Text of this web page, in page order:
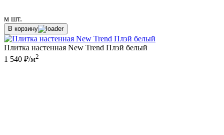
м шт.
В корзину
Плитка настенная New Trend Плэй белый
1 540 ₽/м2